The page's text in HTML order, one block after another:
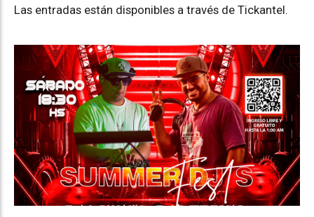
Las entradas están disponibles a través de Tickantel.